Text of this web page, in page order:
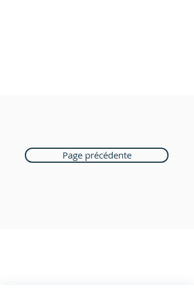
Page précédente